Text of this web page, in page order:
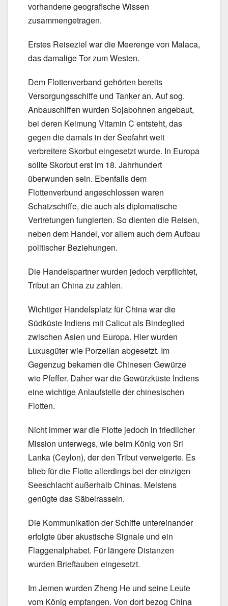
vorhandene geografische Wissen
zusammengetragen.
Erstes Reiseziel war die Meerenge von Malaca,
das damalige Tor zum Westen.
Dem Flottenverband gehörten bereits
Versorgungsschiffe und Tanker an. Auf sog.
Anbauschiffen wurden Sojabohnen angebaut,
bei deren Keimung Vitamin C entsteht, das
gegen die damals in der Seefahrt weit
verbreitere Skorbut eingesetzt wurde. In Europa
sollte Skorbut erst im 18. Jahrhundert
überwunden sein. Ebenfalls dem
Flottenverbund angeschlossen waren
Schatzschiffe, die auch als diplomatische
Vertretungen fungierten. So dienten die Reisen,
neben dem Handel, vor allem auch dem Aufbau
politischer Beziehungen.
Die Handelspartner wurden jedoch verpflichtet,
Tribut an China zu zahlen.
Wichtiger Handelsplatz für China war die
Südküste Indiens mit Calicut als Bindeglied
zwischen Asien und Europa. Hier wurden
Luxusgüter wie Porzellan abgesetzt. Im
Gegenzug bekamen die Chinesen Gewürze
wie Pfeffer. Daher war die Gewürzküste Indiens
eine wichtige Anlaufstelle der chinesischen
Flotten.
Nicht immer war die Flotte jedoch in friedlicher
Mission unterwegs, wie beim König von Sri
Lanka (Ceylon), der den Tribut verweigerte. Es
blieb für die Flotte allerdings bei der einzigen
Seeschlacht außerhalb Chinas. Meistens
genügte das Säbelrasseln.
Die Kommunikation der Schiffe untereinander
erfolgte über akustische Signale und ein
Flaggenalphabet. Für längere Distanzen
wurden Brieftauben eingesetzt.
Im Jemen wurden Zheng He und seine Leute
vom König empfangen. Von dort bezog China